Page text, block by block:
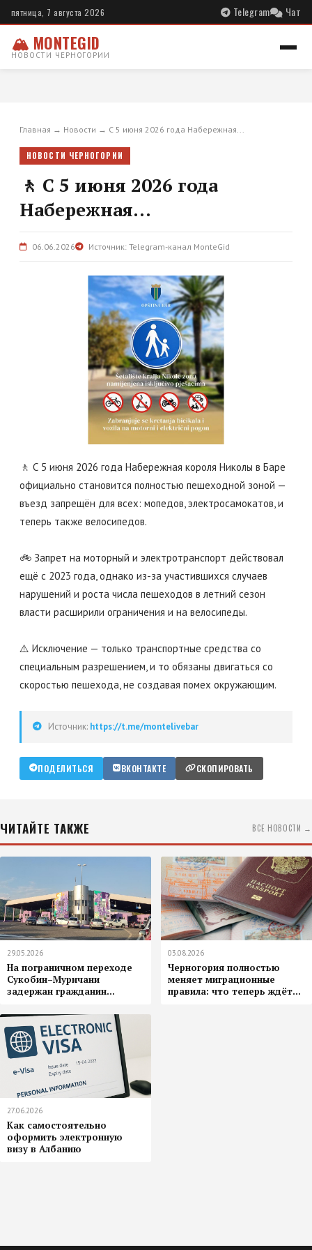
пятница, 7 августа 2026 Telegram Чат
🏔 MONTEGID
НОВОСТИ ЧЕРНОГОРИИ
Главная → Новости → С 5 июня 2026 года Набережная...
НОВОСТИ ЧЕРНОГОРИИ
🚶 С 5 июня 2026 года
Набережная...
06.06.2026 Источник: Telegram-канал MonteGid
🚶 С 5 июня 2026 года Набережная короля Николы в Баре
официально становится полностью пешеходной зоной —
въезд запрещён для всех: мопедов, электросамокатов, и
теперь также велосипедов.
🚲 Запрет на моторный и электротранспорт действовал
ещё с 2023 года, однако из-за участившихся случаев
нарушений и роста числа пешеходов в летний сезон
власти расширили ограничения и на велосипеды.
⚠️ Исключение — только транспортные средства со
специальным разрешением, и то обязаны двигаться со
скоростью пешехода, не создавая помех окружающим.
Источник: https://t.me/montelivebar
ПОДЕЛИТЬСЯ ВКОНТАКТЕ СКОПИРОВАТЬ
ЧИТАЙТЕ ТАКЖЕ ВСЕ НОВОСТИ →
29.05.2026
На пограничном переходе
Сукобин–Муричани
задержан гражданин...
03.08.2026
Черногория полностью
меняет миграционные
правила: что теперь ждёт
27.06.2026
Как самостоятельно
оформить электронную
визу в Албанию